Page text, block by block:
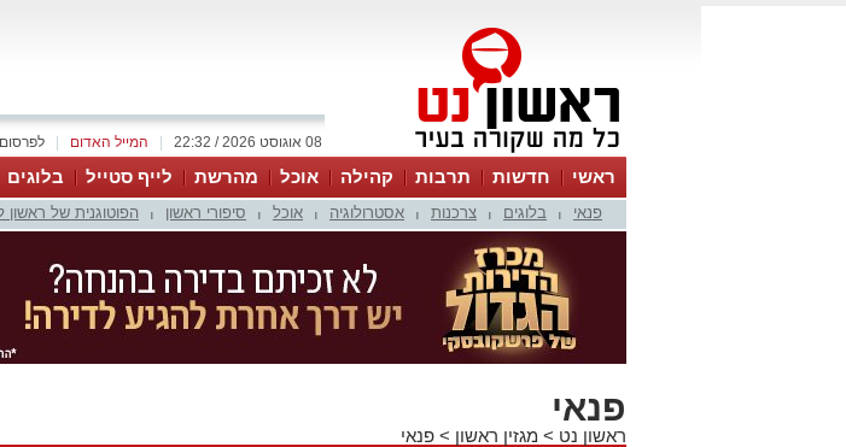
המייל האדום 08 אוגוסט 2026 / 22:32
ראשי חדשות תרבות קהילה אוכל מהרשת לייף סטייל בלוגים
פנאי בלוגים צרכנות אסטרולוגיה אוכל סיפורי ראשון הפוטוגנית של ראשון
פנאי
ראשון נט > מגזין ראשון > פנאי